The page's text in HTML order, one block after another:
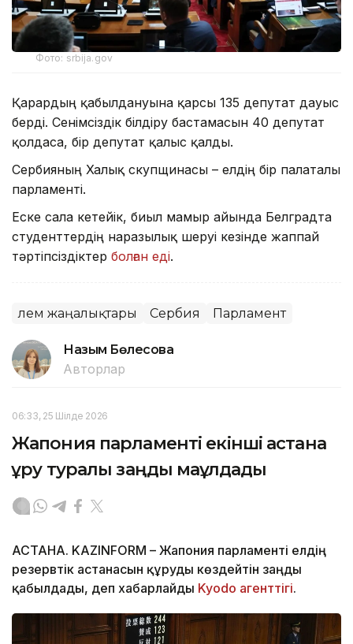
Фото: srbija.gov
Қарардың қабылдануына қарсы 135 депутат дауыс
берді. Сенімсіздік білдіру бастамасын 40 депутат
қолдаса, бір депутат қалыс қалды.
Сербияның Халық скупщинасы – елдің бір палаталы
парламенті.
Еске сала кетейік, биыл мамыр айында Белградта
студенттердің наразылық шеруі кезінде жаппай
тәртіпсіздіктер болған еді.
Әлем жаңалықтары Сербия Парламент
Назым Бөлесова
Авторлар
06:33, 25 Шілде 2026
Жапония парламенті екінші астана
құру туралы заңды мақұлдады
АСТАНА. KAZINFORM – Жапония парламенті елдің
резервтік астанасын құруды көздейтін заңды
қабылдады, деп хабарлайды Kyodo агенттігі.